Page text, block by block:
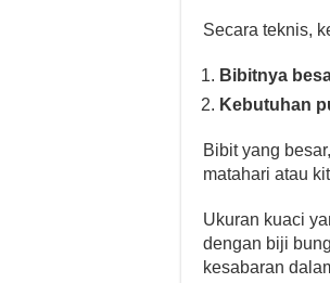
Secara teknis,
Bibitnya
Kebutuhan
Bibit yang
matahari atau
Ukuran kuaci
dengan biji
kesabaran